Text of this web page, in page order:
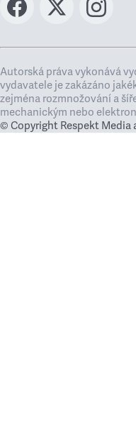
Autorská práva vykonává
vydavatele je zakázáno
zejména rozmnožování a
mechanickým nebo
© Copyright Respekt Media